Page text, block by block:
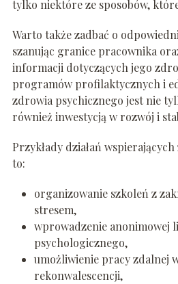
tylko niektóre ze sposobów,
Warto także zadbać o
szanując granice pracownika
informacji dotyczących jego
programów profilaktycznych i
zdrowia psychicznego jest nie
również inwestycją w rozwój i
Przykłady działań
to:
organizowanie szkoleń z
stresem,
wprowadzenie anonimowej
psychologicznego,
umożliwienie pracy zdalnej
rekonwalescencji,